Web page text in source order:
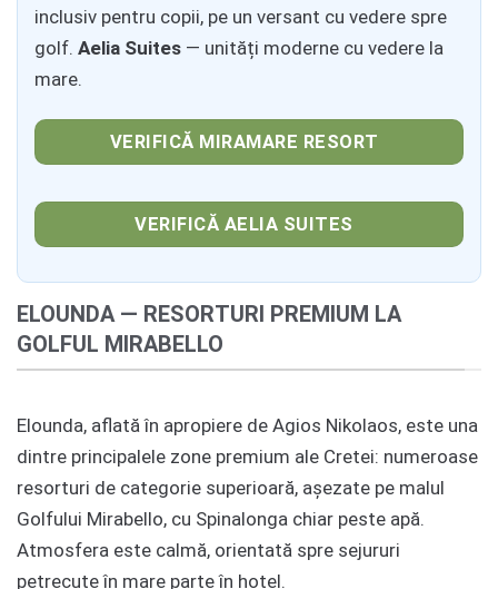
inclusiv pentru copii, pe un versant cu vedere spre
golf. Aelia Suites — unități moderne cu vedere la
mare.
VERIFICĂ MIRAMARE RESORT
VERIFICĂ AELIA SUITES
ELOUNDA — RESORTURI PREMIUM LA
GOLFUL MIRABELLO
Elounda, aflată în apropiere de Agios Nikolaos, este una
dintre principalele zone premium ale Cretei: numeroase
resorturi de categorie superioară, așezate pe malul
Golfului Mirabello, cu Spinalonga chiar peste apă.
Atmosfera este calmă, orientată spre sejururi
petrecute în mare parte în hotel.